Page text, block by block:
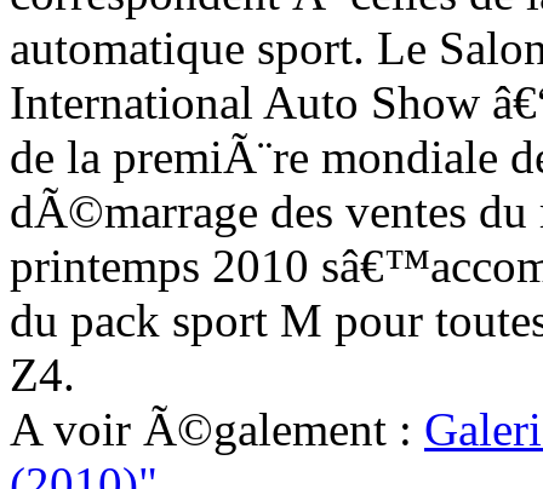
automatique sport. Le
International Auto Show
de la premiÃ¨re mondiale
dÃ©marrage des ventes du
printemps 2010
du pack sport M pour
Z4.
A voir Ã©galement :